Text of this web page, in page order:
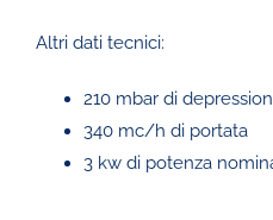
Altri dati tecnici:
210 mbar di
340 mc/h di portata
3 kw di potenza